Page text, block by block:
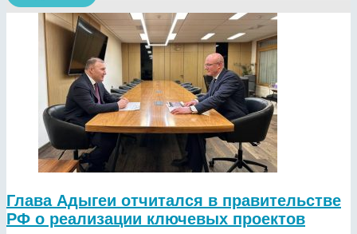
Глава Адыгеи отчитался в правительстве
РФ о реализации ключевых проектов